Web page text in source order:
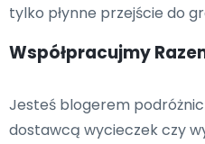
tylko płynne przejście do
Współpracujmy
Jesteś blogerem
dostawcą wycieczek czy